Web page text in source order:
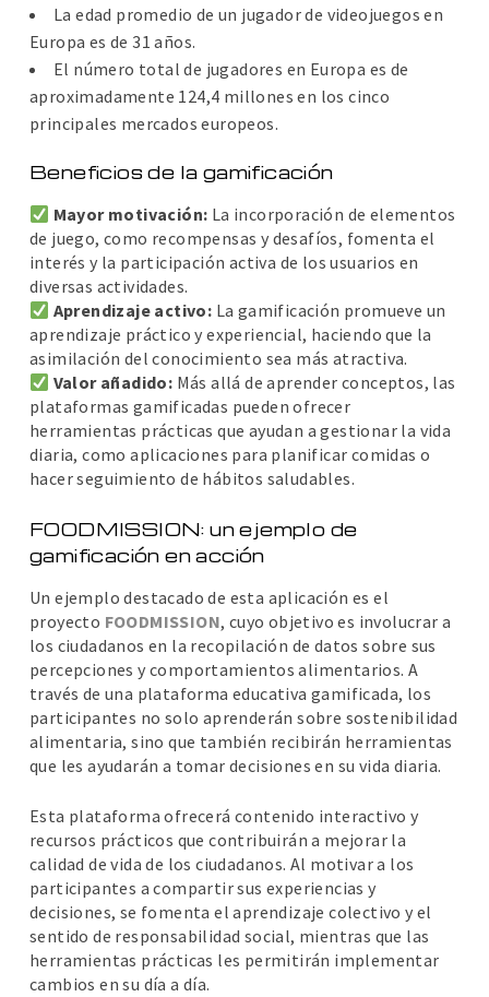
La edad promedio de un jugador de videojuegos en
Europa es de 31 años.
El número total de jugadores en Europa es de
aproximadamente 124,4 millones en los cinco
principales mercados europeos.
Beneficios de la gamificación
Mayor motivación: La incorporación de elementos
de juego, como recompensas y desafíos, fomenta el
interés y la participación activa de los usuarios en
diversas actividades.
Aprendizaje activo: La gamificación promueve un
aprendizaje práctico y experiencial, haciendo que la
asimilación del conocimiento sea más atractiva.
Valor añadido: Más allá de aprender conceptos, las
plataformas gamificadas pueden ofrecer
herramientas prácticas que ayudan a gestionar la vida
diaria, como aplicaciones para planificar comidas o
hacer seguimiento de hábitos saludables.
FOODMISSION: un ejemplo de
gamificación en acción
Un ejemplo destacado de esta aplicación es el
proyecto FOODMISSION, cuyo objetivo es involucrar a
los ciudadanos en la recopilación de datos sobre sus
percepciones y comportamientos alimentarios. A
través de una plataforma educativa gamificada, los
participantes no solo aprenderán sobre sostenibilidad
alimentaria, sino que también recibirán herramientas
que les ayudarán a tomar decisiones en su vida diaria.
Esta plataforma ofrecerá contenido interactivo y
recursos prácticos que contribuirán a mejorar la
calidad de vida de los ciudadanos. Al motivar a los
participantes a compartir sus experiencias y
decisiones, se fomenta el aprendizaje colectivo y el
sentido de responsabilidad social, mientras que las
herramientas prácticas les permitirán implementar
cambios en su día a día.